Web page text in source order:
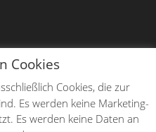
Cookies
Cookies, die zur
Es werden keine Marketing-
Es werden keine Daten an